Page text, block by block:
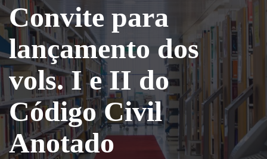
Convite para
lançamento dos
vols. I e II do
Código Civil
Anotado